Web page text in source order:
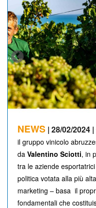
NEWSLETTER
NEWS | 28/02/2024
il gruppo vinicolo
da Valentino Sciotti, in
tra le aziende
politica votata alla più
marketing – basa il
fondamentali che